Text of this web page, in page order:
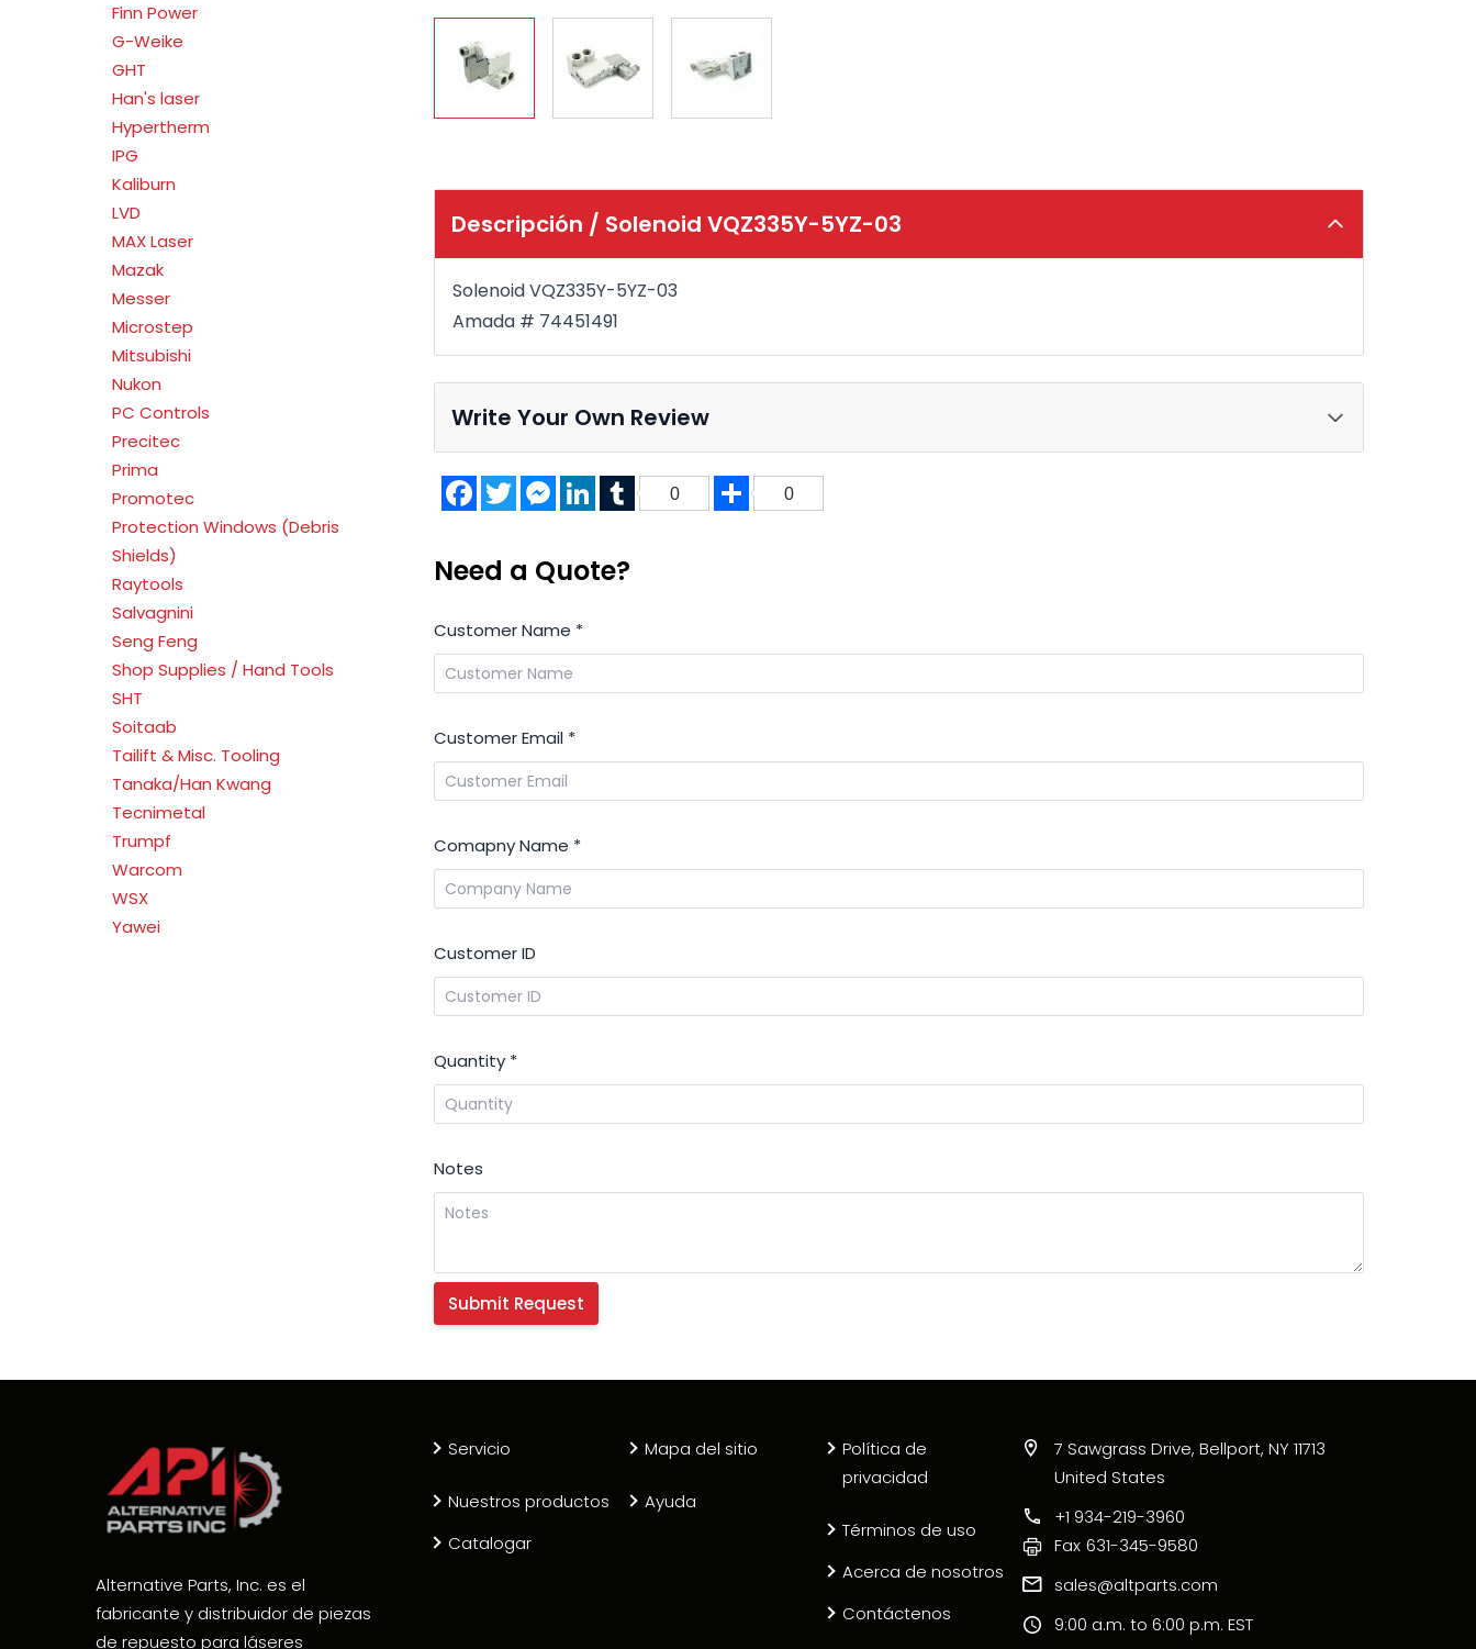
Finn Power
G-Weike
GHT
Han's laser
Hypertherm
IPG
Kaliburn
LVD
MAX Laser
Mazak
Messer
Microstep
Mitsubishi
Nukon
PC Controls
Precitec
Prima
Promotec
Protection Windows (Debris
Shields)
Raytools
Salvagnini
Seng Feng
Shop Supplies / Hand Tools
SHT
Soitaab
Tailift & Misc. Tooling
Tanaka/Han Kwang
Tecnimetal
Trumpf
Warcom
WSX
Yawei
Descripción / Solenoid VQZ335Y-5YZ-03
Solenoid VQZ335Y-5YZ-03
Amada # 74451491
Write Your Own Review
FacebookTwitterMessenger
LinkedInTumblr
0 Share
0
Need a Quote?
Customer Name *
Customer Email *
Comapny Name *
Customer ID
Quantity *
Notes
Alternative Parts, Inc. es el
fabricante y distribuidor de piezas
de repuesto para láseres
Servicio
Nuestros productos
Catalogar
Mapa del sitio
Ayuda
Política de
privacidad
Términos de uso
Acerca de nosotros
Contáctenos
7 Sawgrass Drive, Bellport, NY 11713
United States
+1 934-219-3960
Fax 631-345-9580
sales@altparts.com
9:00 a.m. to 6:00 p.m. EST